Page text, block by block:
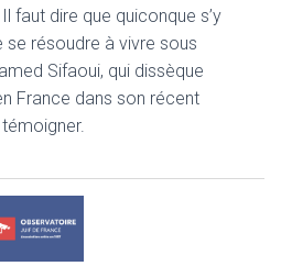
faut dire que quiconque s’y
résoudre à vivre sous
Sifaoui, qui dissèque
France dans son récent